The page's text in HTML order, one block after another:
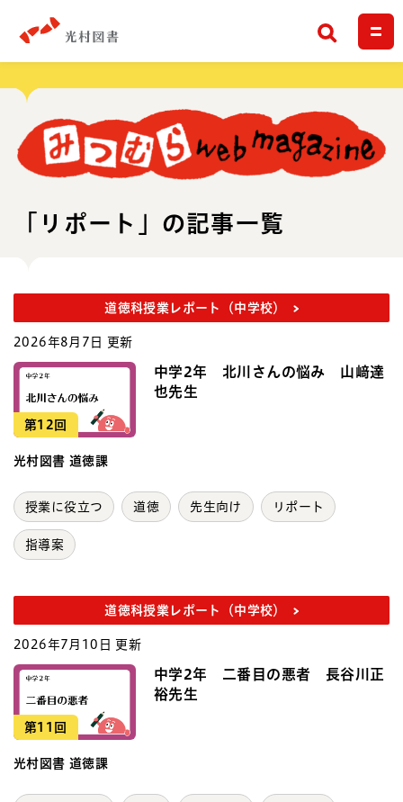
検索
「リポート」の記事一覧
道徳科授業レポート（中学校）
2026年8月7日 更新
第12回
中学2年 北川さんの悩み 山﨑達
也先生
光村図書 道徳課
授業に役立つ 道徳 先生向け リポート
指導案
道徳科授業レポート（中学校）
2026年7月10日 更新
第11回
中学2年 二番目の悪者 長谷川正
裕先生
光村図書 道徳課